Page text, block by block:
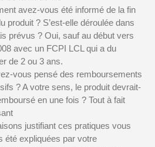
avez-vous été informé de la fin
produit ? S’est-elle déroulée dans
prévus ? Oui, sauf au début vers
avec un FCPI LCL qui a du
de 2 ou 3 ans.
vous pensé des remboursements
? A votre sens, le produit devrait-
en une fois ? Tout à fait
justifiant ces pratiques vous
été expliquées par votre